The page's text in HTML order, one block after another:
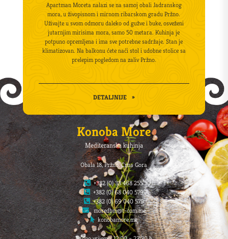
Apartman Moreta nalazi se na samoj obali Jadranskog
mora, u živopisnom i mirnom ribarskom gradu Pržno.
Uživajte u svom odmoru daleko od gužve i buke, osveženi
jutarnjim mirisima mora, samo 50 metara. Kuhinja je
potpuno opremljena i ima sve potrebne sadržaje. Stan je
klimatizovan. Na balkonu ćete naći stol i udobne stolice sa
prelepim pogledom na zaliv Pržno.
DETALJNIJE »
Konoba More
Mediteranska kuhinja
Obala 18, Pržno, Crna Gora
+382 (0) 33 468 255
+382 (0) 68 040 579
+382 (0) 69 040 579
moredbm@t-com.me
konobamore.me